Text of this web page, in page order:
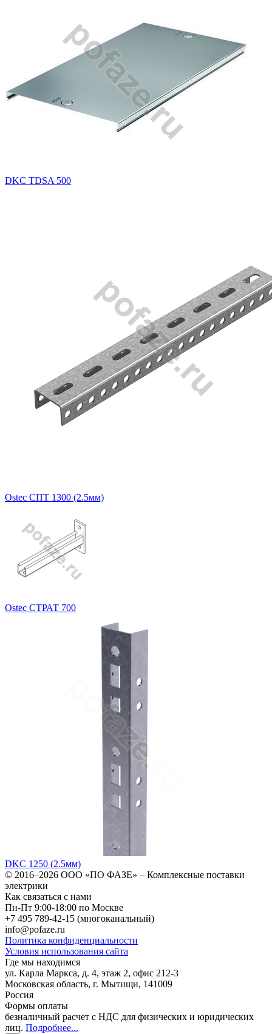
DKC TDSA 500
Ostec СПТ 1300 (2.5мм)
Ostec СТРАТ 700
DKC 1250 (2.5мм)
© 2016–2026 ООО «ПО ФАЗЕ» – Комплексные поставки
электрики
Как связаться с нами
Пн-Пт 9:00-18:00 по Москве
+7 495 789-42-15 (многоканальный)
info@pofaze.ru
Политика конфиденциальности
Условия использования сайта
Где мы находимся
ул. Карла Маркса, д. 4, этаж 2, офис 212-3
Московская область, г. Мытищи, 141009
Россия
Формы оплаты
безналичный расчет с НДС для физических и юридических
лиц. Подробнее...